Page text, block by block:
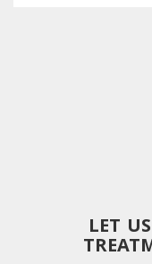
LET